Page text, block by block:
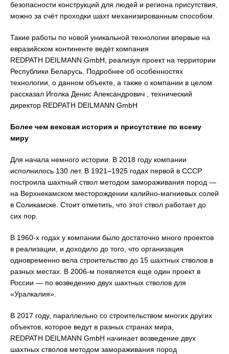
безопасности конструкций для людей и региона присутствия,
можно за счёт проходки шахт механизированным способом.
Такие работы по новой уникальной технологии впервые на
евразийском континенте ведёт компания
REDPATH DEILMANN GmbH, реализуя проект на территории
Республики Беларусь. Подробнее об особенностях
технологии, о данном объекте, а также о компании в целом
рассказал Иголка Денис Александрович , технический
директор REDPATH DEILMANN GmbH
Более чем вековая история и присутствие по всему
миру
Для начала немного истории. В 2018 году компании
исполнилось 130 лет. В 1921–1925 годах первой в СССР
построила шахтный ствол методом замораживания пород —
на Верхнекамском месторождении калийно-магниевых солей
в Соликамске. Стоит отметить, что этот ствол работает до
сих пор.
В 1960-х годах у компании было достаточно много проектов
в реализации, и доходило до того, что организация
одновременно вела строительство до 15 шахтных стволов в
разных местах. В 2006-м появляется еще один проект в
России — по возведению двух шахтных стволов для
«Уралкалия».
В 2017 году, параллельно со строительством многих других
объектов, которое ведут в разных странах мира,
REDPATH DEILMANN GmbH начинает возведение двух
шахтных стволов методом замораживания пород